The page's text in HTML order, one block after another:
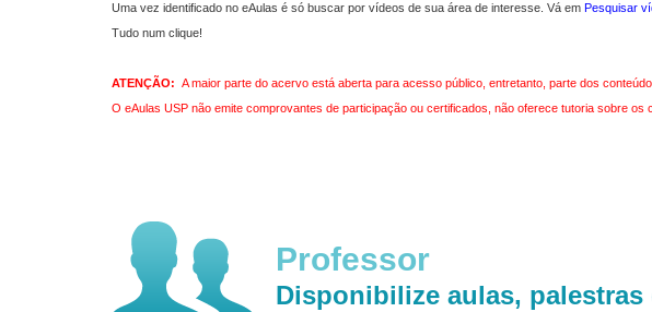
Uma vez identificado no eAulas é só buscar por vídeos de sua área de interesse. Vá em Pesquisar
Tudo num clique!
ATENÇÃO: A maior parte do acervo está aberta para acesso público, entretanto, parte dos
O eAulas USP não emite comprovantes de participação ou certificados, não oferece tutoria sobre os
Professor
Disponibilize aulas, palestras